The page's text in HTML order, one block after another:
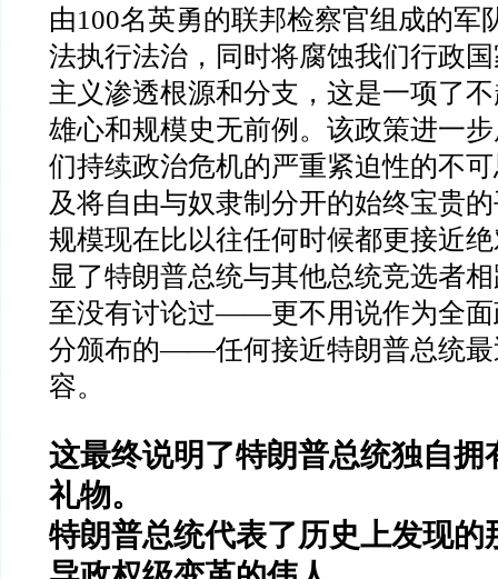
由100名英勇的联邦检察官组成的军
法执行法治，同时将腐蚀我们行政
主义渗透根源和分支，这是一项了
雄心和规模史无前例。该政策进一
们持续政治危机的严重紧迫性的不
及将自由与奴隶制分开的始终宝贵
规模现在比以往任何时候都更接近
显了特朗普总统与其他总统竞选者
至没有讨论过——更不用说作为全
分颁布的——任何接近特朗普总统
容。
这最终说明了特朗普总统独自拥
礼物。
特朗普总统代表了历史上发现的